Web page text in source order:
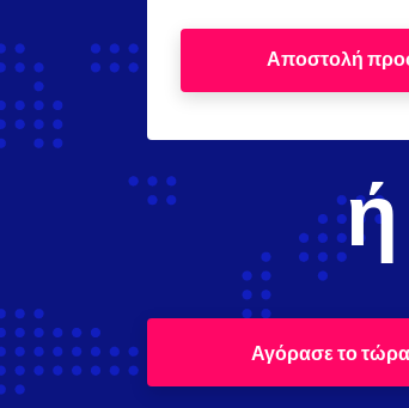
Αποστολή
ή
Αγόρασε το